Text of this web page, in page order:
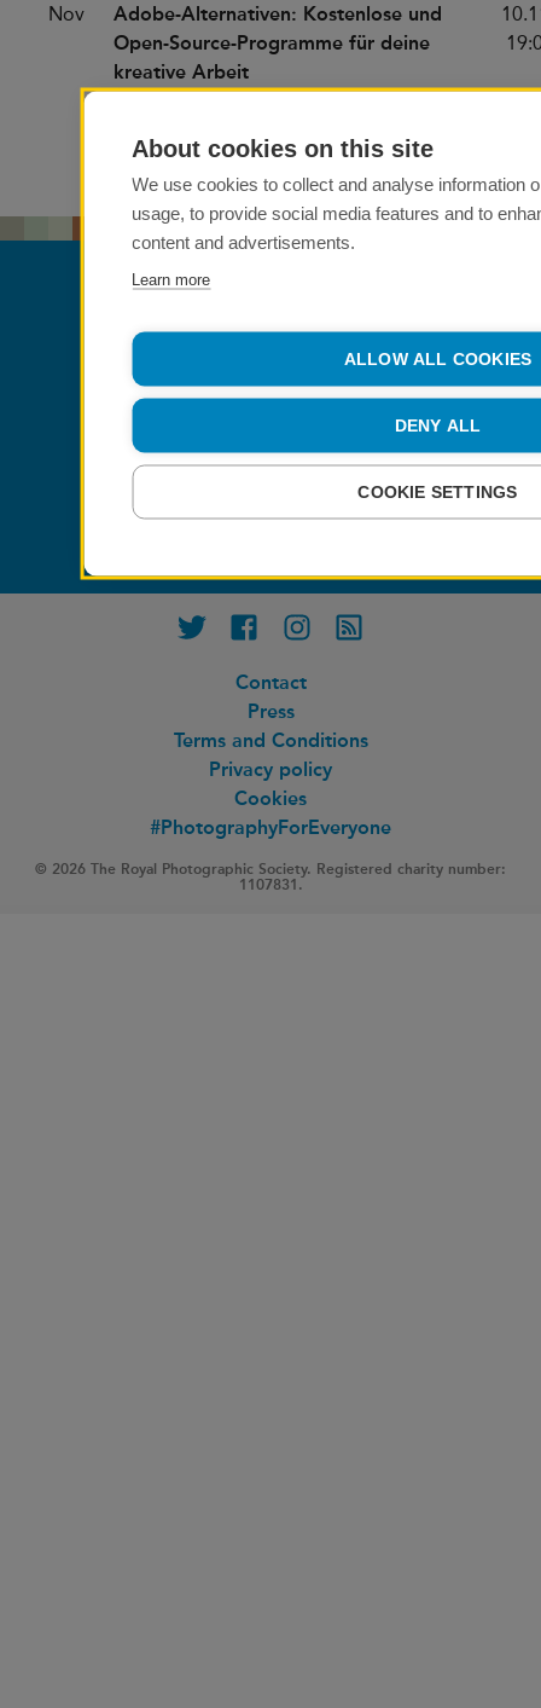
Nov
Adobe-Alternativen: Kostenlose und
Open-Source-Programme für deine
kreative Arbeit
Twitter
Contact
Press
Terms and Conditions
Privacy policy
Cookies
#PhotographyForEveryone
© 2026 The Royal Photographic Society. Registered charity number:
1107831.
About cookies on this site
We use cookies to collect and analyse information
usage, to provide social media features and to
content and advertisements.
Learn more
ALLOW ALL COOKIES
DENY ALL
COOKIE SETTINGS